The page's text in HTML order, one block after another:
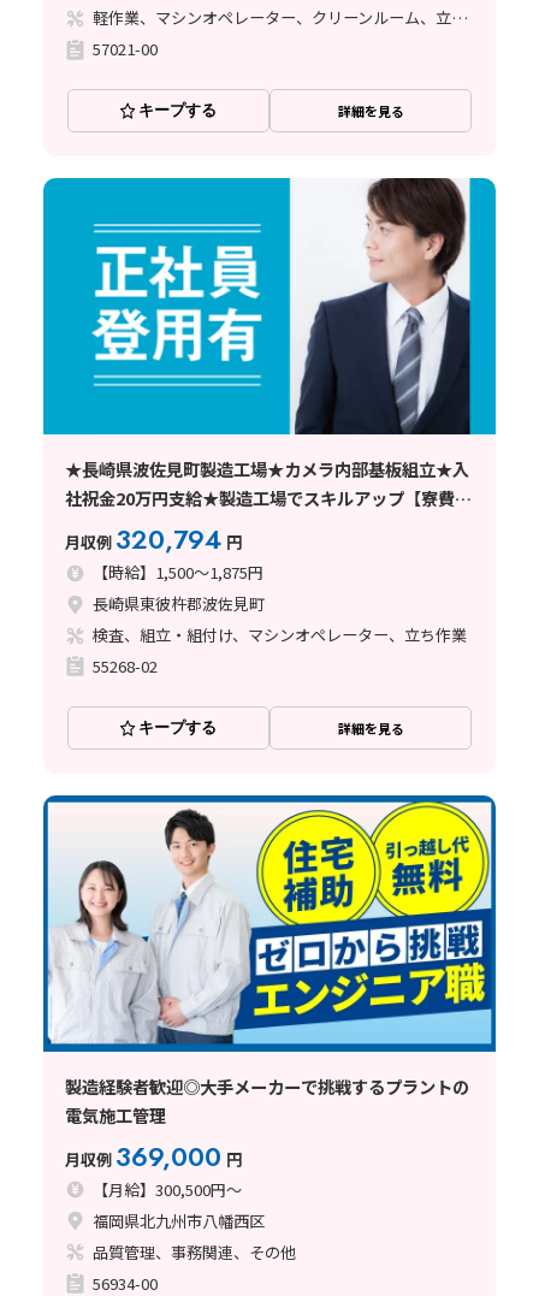
軽作業、マシンオペレーター、クリーンルーム、立ち作業
57021-00
キープする 詳細を見る
★長崎県波佐見町製造工場★カメラ内部基板組立★入
社祝金20万円支給★製造工場でスキルアップ【寮費無
月収例 320,794 円
【時給】1,500～1,875円
長崎県東彼杵郡波佐見町
検査、組立・組付け、マシンオペレーター、立ち作業
55268-02
キープする 詳細を見る
製造経験者歓迎◎大手メーカーで挑戦するプラントの
電気施工管理
月収例 369,000 円
【月給】300,500円～
福岡県北九州市八幡西区
品質管理、事務関連、その他
56934-00